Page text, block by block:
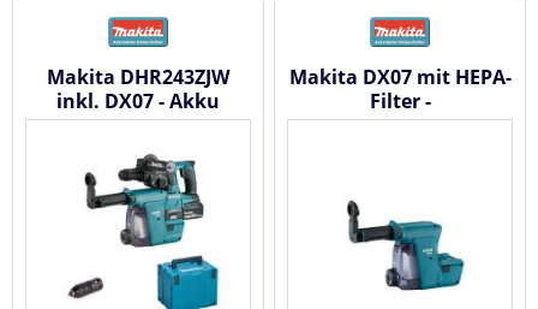
Makita DHR243ZJW
inkl. DX07 - Akku
Kombihammer mit
Staubabsaugung 18 V
Makita DX07 mit HEPA-
Filter -
Staubabsaugung